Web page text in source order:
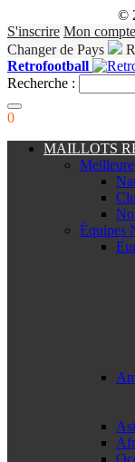
©
S'inscrire Mon compte
Changer de Pays
Retrofootball
Recherche :
0
MAILLOTS
Équipes